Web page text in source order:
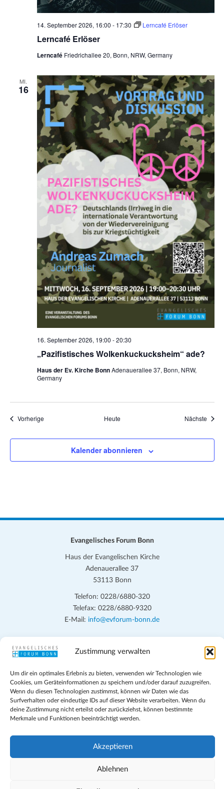
Zustimmung verwalten
Um dir ein optimales Erlebnis zu bieten, verwenden wir Technologien wie
Cookies, um Geräteinformationen zu speichern und/oder darauf zuzugreifen.
Wenn du diesen Technologien zustimmst, können wir Daten wie das
Surfverhalten oder eindeutige IDs auf dieser Website verarbeiten. Wenn du
deine Zustimmung nicht erteilst oder zurückziehst, können bestimmte
Merkmale und Funktionen beeinträchtigt werden.
Akzeptieren
Ablehnen
Lerncafé Erlöser
14. September 2026, 16:00 - 17:30 Lerncafé Erlöser
Lerncafé Friedrichallee 20, Bonn, NRW, Germany
MI.
16
„Pazifistisches Wolkenkuckucksheim“ ade?
16. September 2026, 19:00 -20:30
Haus der Ev. Kirche BonnAdenauerallee 37, Bonn, NRW,
Germany
VorherigeVeranstaltungen Heute Nächste
Kalender abonnieren
Evangelisches Forum Bonn
Haus der Evangelischen Kirche
Adenauerallee 37
53113 Bonn
Telefon: 0228/6880-320
Telefax: 0228/6880-9320
E-Mail: info@evforum-bonn.de
Veranstaltungen und den Angeboten vor Ort auf Grundfragen des
eingehen, zu offener Begegnung und ehrlicher Auseinandersetzung
anregen und mithelfen, aus der Verheißung des Evangeliums heraus
im individuellen und gesellschaftlichen Leben verantwortlich zu
denken, zu reden und zu handeln.
Datenschutz
Evangelische Kirche in Bonn